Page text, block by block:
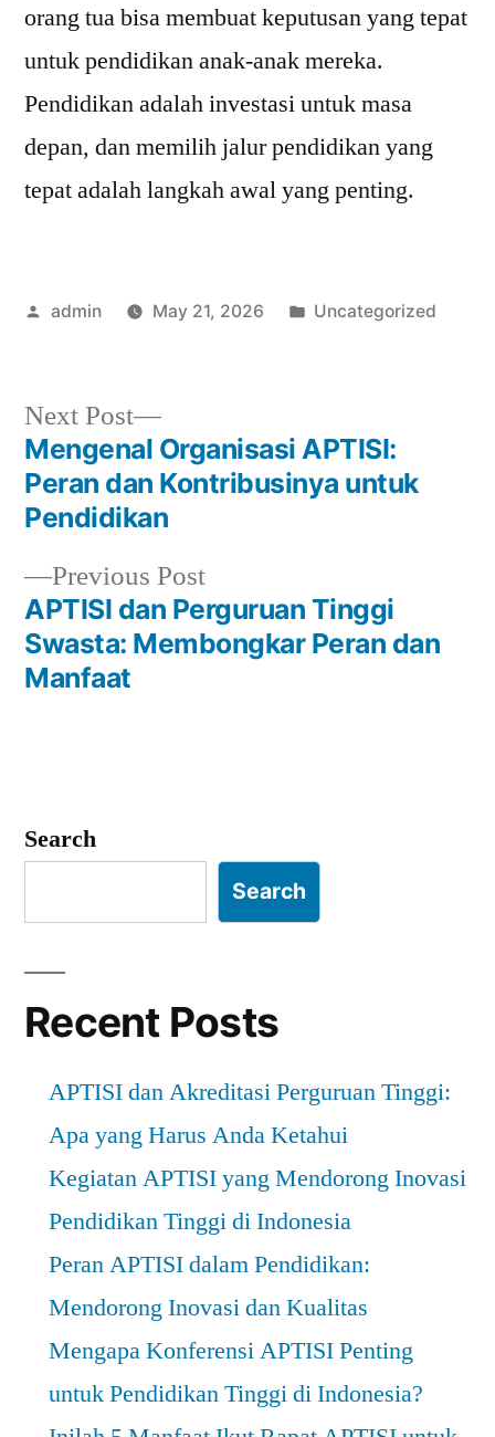
orang tua bisa membuat keputusan yang tepat
untuk pendidikan anak-anak mereka.
Pendidikan adalah investasi untuk masa
depan, dan memilih jalur pendidikan yang
tepat adalah langkah awal yang penting.
Posted
admin May 21, 2026
Posted
Uncategorized
Post
navigation
Previous PostPrevious
post:
APTISI dan Perguruan Tinggi
Swasta: Membongkar Peran dan
Manfaat
Next Post
Next
post:
Mengenal Organisasi APTISI:
Peran dan Kontribusinya untuk
Pendidikan
Search
Search
Recent Posts
APTISI dan Akreditasi Perguruan Tinggi:
Apa yang Harus Anda Ketahui
Kegiatan APTISI yang Mendorong Inovasi
Pendidikan Tinggi di Indonesia
Peran APTISI dalam Pendidikan:
Mendorong Inovasi dan Kualitas
Mengapa Konferensi APTISI Penting
untuk Pendidikan Tinggi di Indonesia?